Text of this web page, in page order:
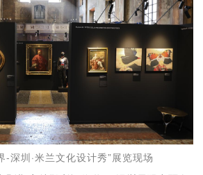
-深圳·米兰文化设计秀”展览现场